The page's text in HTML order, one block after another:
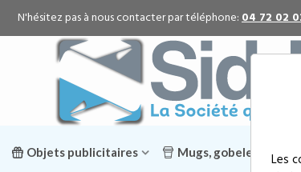
Les
N'hésitez pas à nous contacter par téléphone:04 72 02
Objets publicitaires Mugs, gobelets &